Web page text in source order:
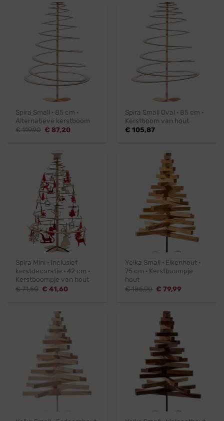
Spira Small · 85 cm ·
Alternatieve kerstboom
€119,90 Oorspronkelijke
€ 87,20Huidige
Spira Small Oval · 85 cm ·
Kerstboom van hout
€ 105,87
Spira Mini · Inclusief
kerstdecoratie · 42 cm ·
Kerstboompje van hout
€71,50 Oorspronkelijke
€ 41,60Huidige
Yelka Small · Eikenhout ·
75 cm · Kerstboompje
hout
€185,90 Oorspronkelijke
€ 79,99